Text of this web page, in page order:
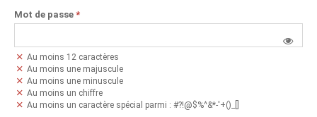
Mot de passe *
Au moins 12 caractères
Au moins une majuscule
Au moins une minuscule
Au moins un chiffre
Au moins un caractère spécial parmi : #?!@$%^&*-'+()_[]